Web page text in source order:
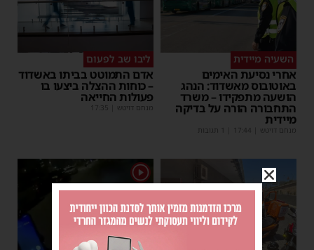
השעיה מיידית
אחרי נסיעת האימים
באוטובוס מאשדוד: הנהג
הושעה מתפקידו – משרד
התחבורה הורה על בדיקה
מיידית
מנחם דויטש 17:44
ליבו שב לפעום
אדם התמוטט בביתו באשדוד
– כוחות ההצלה ביצעו בו
פעולות החייאה
מנחם דויטש 17:35
1